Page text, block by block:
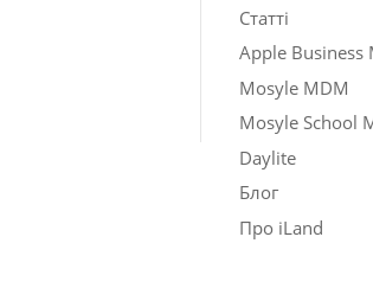
Статті
Apple Business
Mosyle MDM
Mosyle School
Daylite
Блог
Про iLand